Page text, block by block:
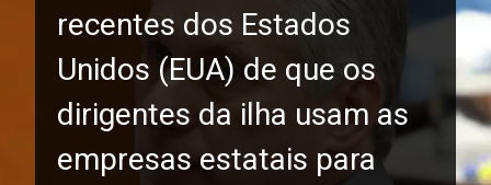
recentes dos Estados
Unidos (EUA) de que os
dirigentes da ilha usam as
empresas estatais para